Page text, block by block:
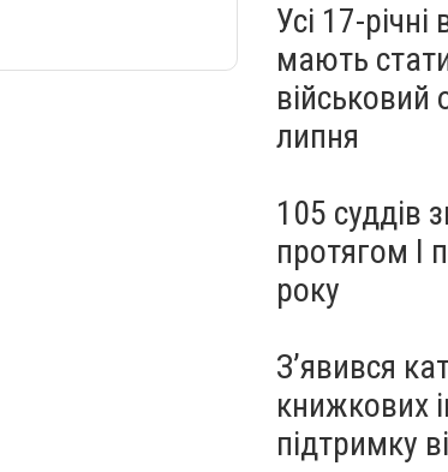
Усі 17-
мають
військовий
липня
105 суддів
протягом I
року
З’явився
книжкових
підтримку